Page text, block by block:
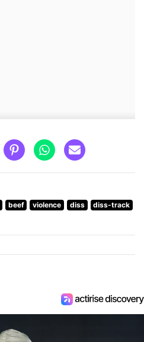
beef violence diss
diss-track